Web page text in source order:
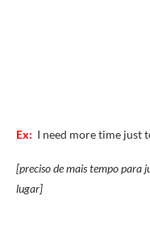
Ex: I need more time just
[preciso de mais tempo para
lugar]